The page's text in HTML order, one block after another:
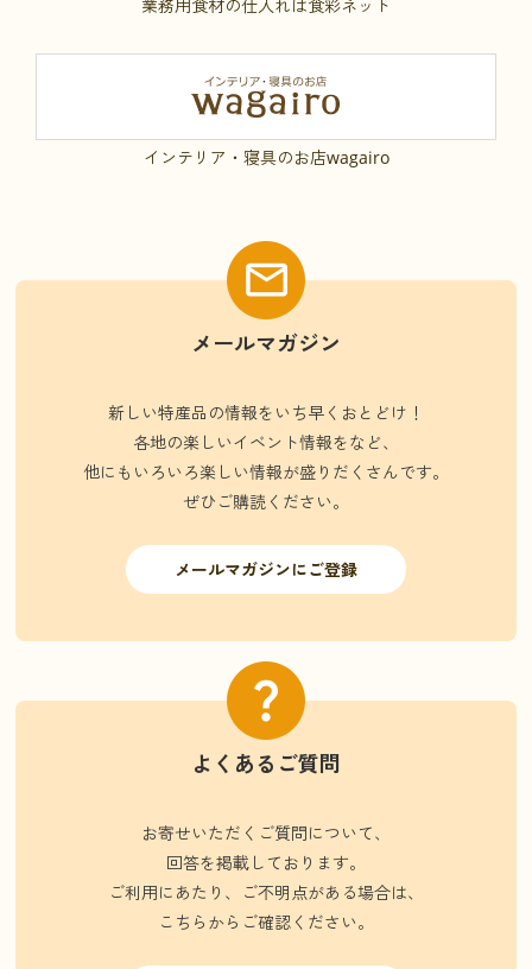
業務用食材の仕入れは食彩ネット
インテリア・寝具のお店wagairo
メールマガジン
新しい特産品の情報をいち早くおとどけ！
各地の楽しいイベント情報をなど、
他にもいろいろ楽しい情報が盛りだくさんです。
ぜひご購読ください。
メールマガジンにご登録
よくあるご質問
お寄せいただくご質問について、
回答を掲載しております。
ご利用にあたり、ご不明点がある場合は、
こちらからご確認ください。